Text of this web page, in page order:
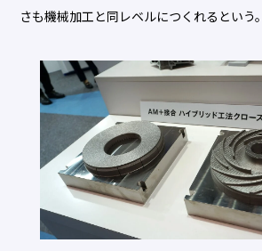
さも機械加工と同レベルにつくれるという。